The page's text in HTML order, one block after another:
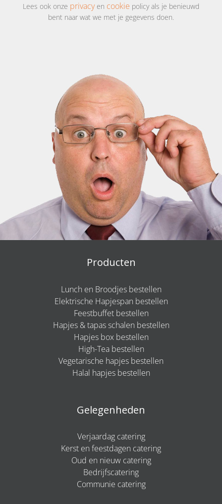
Lees ook onze privacyen cookie policy als je benieuwd
bent naar wat we met je gegevens doen.
Producten
Lunch en Broodjes bestellen
Elektrische Hapjespan bestellen
Feestbuffet bestellen
Hapjes & tapas schalen bestellen
Hapjes box bestellen
High-Tea bestellen
Vegetarische hapjes bestellen
Halal hapjes bestellen
Gelegenheden
Verjaardag catering
Kerst en feestdagen catering
Oud en nieuw catering
Bedrijfscatering
Communie catering